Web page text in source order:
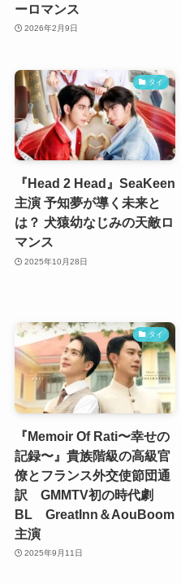
ーロマンス
2026年2月9日
タイ
『Head 2 Head』SeaKeen
主演 予知夢が導く未来と
は？ 犬猿幼なじみの天敵ロ
マンス
2025年10月28日
タイ
『Memoir Of Rati〜幸せの
記録〜』貴族階級の高級官
僚とフランス外交使節団通
訳 GMMTV初の時代劇
BL GreatInn＆AouBoom
主演
2025年9月11日